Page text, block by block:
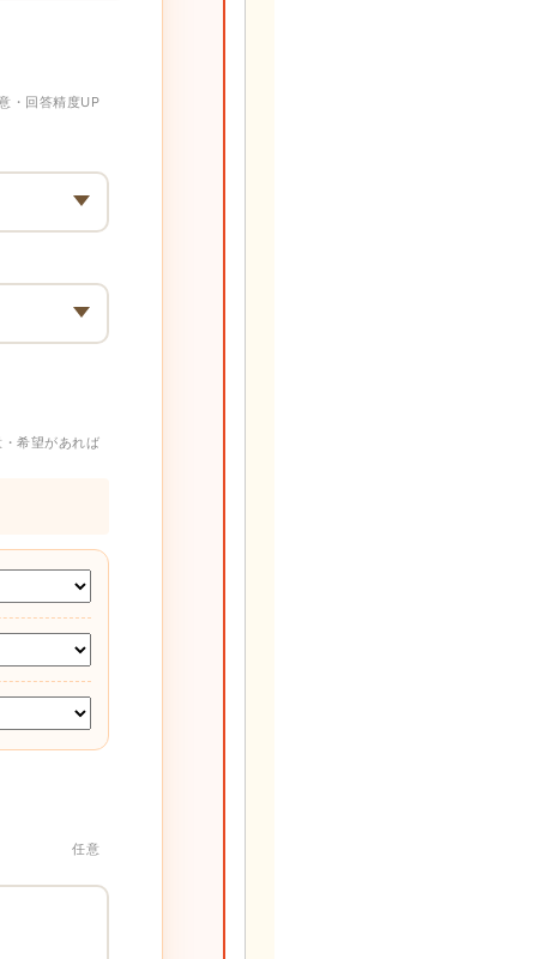
・回答精度UP
・希望があれば
任意